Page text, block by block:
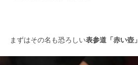
まずはその名も恐ろしい表参道「赤い壺」